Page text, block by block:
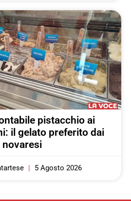
pistacchio ai
il gelato preferito dai
novaresi
5 Agosto 2026